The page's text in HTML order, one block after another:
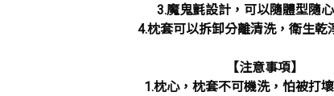
3.魔鬼氈設計，可以隨體型隨
4.枕套可以拆卸分離清洗，衛生乾
【注意事項】
1.枕心，枕套不可機洗，怕被打